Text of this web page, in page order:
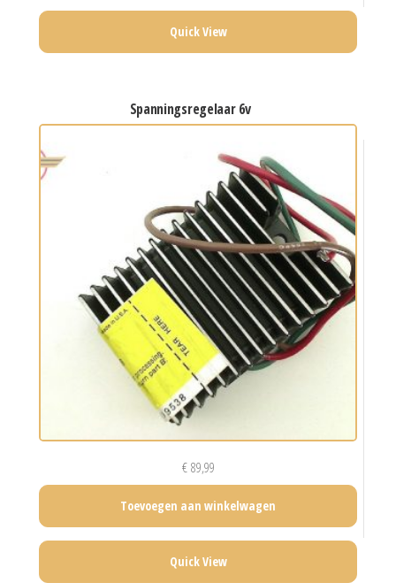
Quick View
spanningsregelaar 6v
€89,99
Toevoegen aan winkelwagen
Quick View